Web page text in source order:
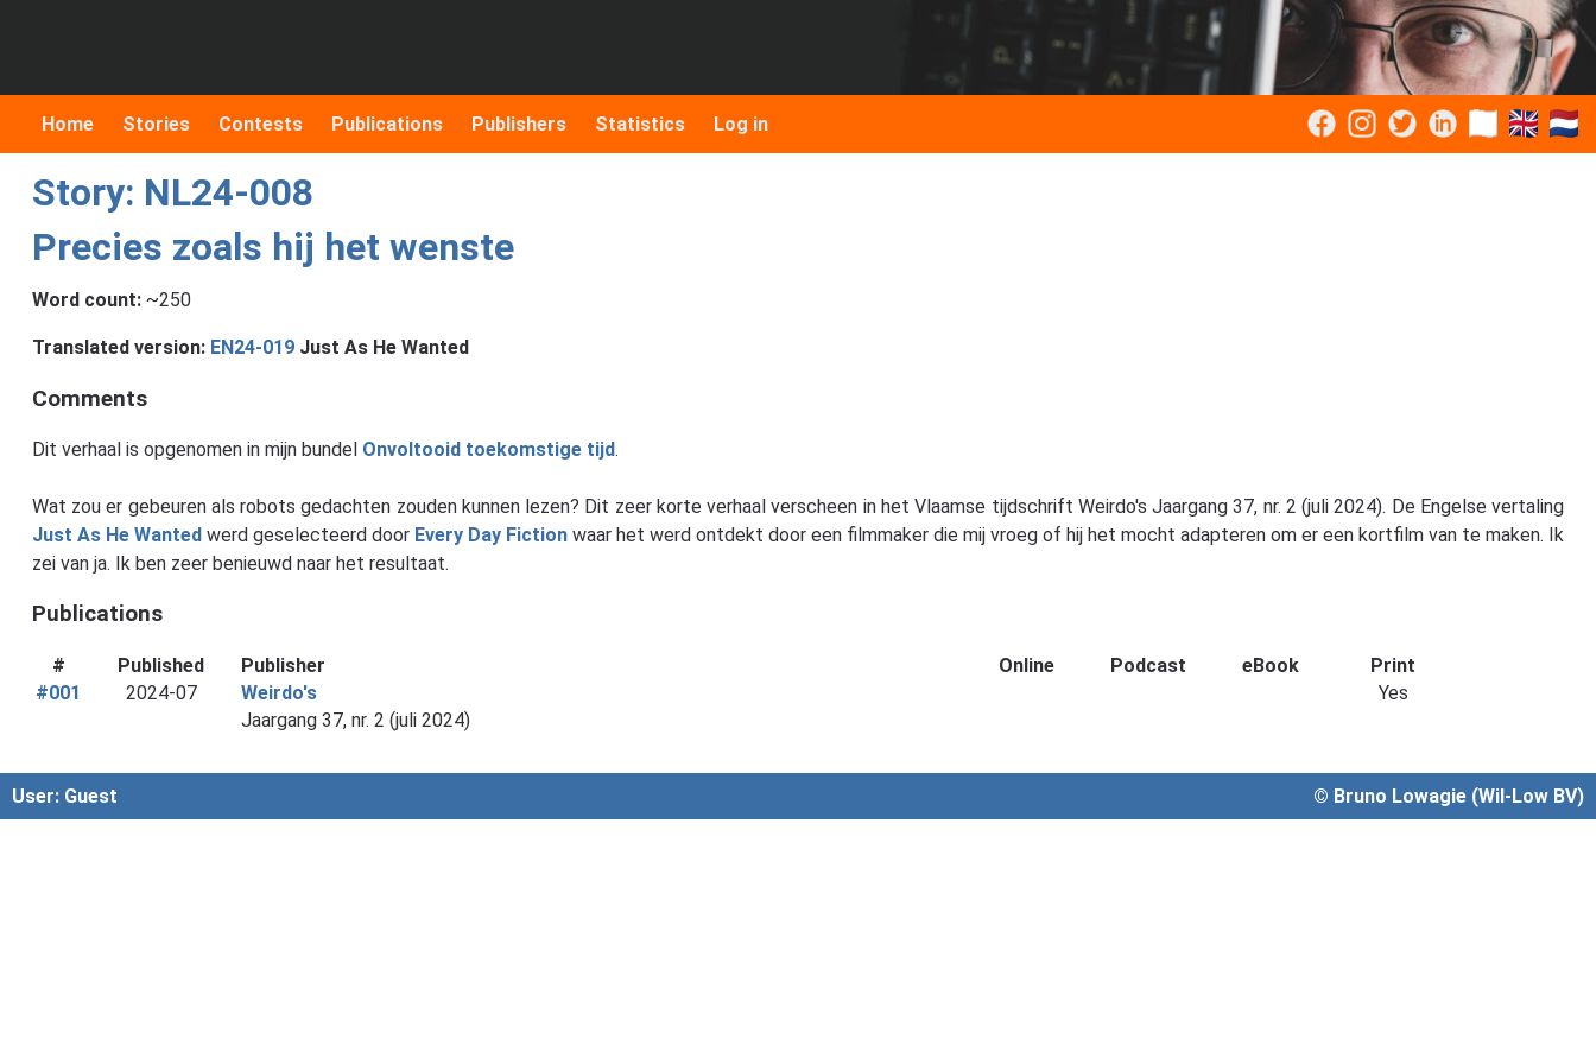
Home Stories Contests Publications Publishers Statistics Log in
Story: NL24-008
Precies zoals hij het wenste
Word count:~250
Translated version: EN24-019 Just As He Wanted
Comments
Dit verhaal is opgenomen in mijn bundel Onvoltooid toekomstige tijd.
Wat zou er gebeuren als robots gedachten zouden kunnen lezen? Dit zeer korte verhaal verscheen in het Vlaamse tijdschrift Weirdo's Jaargang 37, nr. 2 (juli 2024). De Engelse vertaling
Just As He Wantedwerd geselecteerd door Every Day Fictionwaar het werd ontdekt door een filmmaker die mij vroeg of hij het mocht adapteren om er een kortfilm van te maken. Ik
zei van ja. Ik ben zeer benieuwd naar het resultaat.
Publications
# Published Publisher Online Podcast eBook
Print
#001
2024-07 Weirdo's
Yes
Jaargang 37, nr. 2 (juli 2024)
User: Guest © Bruno Lowagie (Wil-Low BV)